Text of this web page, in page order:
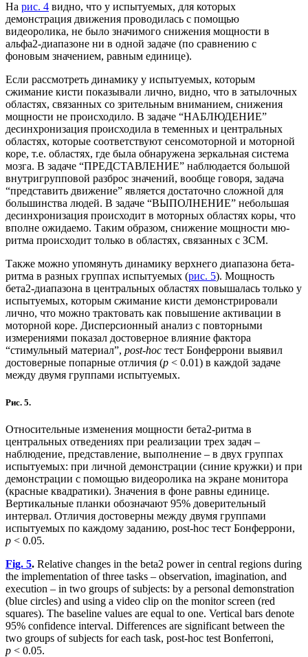
На рис. 4 видно, что у испытуемых, для которых
демонстрация движения проводилась с помощью
видеоролика, не было значимого снижения мощности в
альфа2-диапазоне ни в одной задаче (по сравнению с
фоновым значением, равным единице).
Если рассмотреть динамику у испытуемых, которым
сжимание кисти показывали лично, видно, что в затылочных
областях, связанных со зрительным вниманием, снижения
мощности не происходило. В задаче “НАБЛЮДЕНИЕ”
десинхронизация происходила в теменных и центральных
областях, которые соответствуют сенсомоторной и моторной
коре, т.е. областях, где была обнаружена зеркальная система
мозга. В задаче “ПРЕДСТАВЛЕНИЕ” наблюдается большой
внутригрупповой разброс значений, вообще говоря, задача
“представить движение” является достаточно сложной для
большинства людей. В задаче “ВЫПОЛНЕНИЕ” небольшая
десинхронизация происходит в моторных областях коры, что
вполне ожидаемо. Таким образом, снижение мощности мю-
ритма происходит только в областях, связанных с ЗСМ.
Также можно упомянуть динамику верхнего диапазона бета-
ритма в разных группах испытуемых (рис. 5). Мощность
бета2-диапазона в центральных областях повышалась только у
испытуемых, которым сжимание кисти демонстрировали
лично, что можно трактовать как повышение активации в
моторной коре. Дисперсионный анализ с повторными
измерениями показал достоверное влияние фактора
“стимульный материал”, post-hoc тест Бонферрони выявил
достоверные попарные отличия (р < 0.01) в каждой задаче
между двумя группами испытуемых.
Рис. 5.
Относительные изменения мощности бета2-ритма в
центральных отведениях при реализации трех задач –
наблюдение, представление, выполнение – в двух группах
испытуемых: при личной демонстрации (синие кружки) и при
демонстрации с помощью видеоролика на экране монитора
(красные квадратики). Значения в фоне равны единице.
Вертикальные планки обозначают 95% доверительный
интервал. Отличия достоверны между двумя группами
испытуемых по каждому заданию, post-hoc тест Бонферpони,
р < 0.05.
Fig. 5. Relative changes in the beta2 power in central regions during
the implementation of three tasks – observation, imagination, and
execution – in two groups of subjects: by a personal demonstration
(blue circles) and using a video clip on the monitor screen (red
squares). The baseline values are equal to one. Vertical bars denote
95% confidence interval. Differences are significant between the
two groups of subjects for each task, post-hoc test Bonferroni,
р < 0.05.